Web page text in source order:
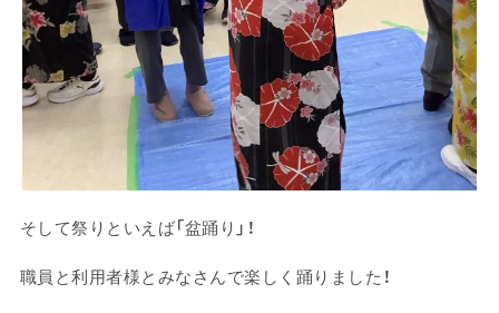
そして祭りといえば「盆踊り」！
職員と利用者様とみなさんで楽しく踊りました！